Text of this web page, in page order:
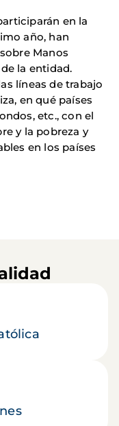
en la
año, han
Manos
la entidad.
líneas de trabajo
en qué países
etc., con el
y la pobreza y
en los países